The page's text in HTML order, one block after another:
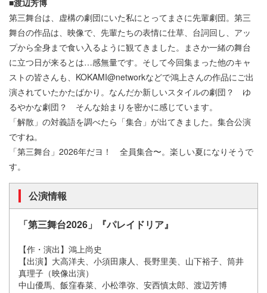
■渡辺芳博
第三舞台は、虚構の劇団にいた私にとってまさに先輩劇団。第三
舞台の作品は、映像で、先輩たちの表情に仕草、台詞回し、アッ
プから全身まで食い入るように観てきました。まさか一緒の舞台
に立つ日が来るとは…感無量です。そして今回集まった他のキャ
ストの皆さんも、KOKAMI@networkなどで鴻上さんの作品にご出
演されていたかたばかり。なんだか新しいスタイルの劇団？ ゆ
るやかな劇団？ そんな始まりを密かに感じています。
「解散」の対義語を調べたら「集合」が出てきました。集合公演
ですね。
「第三舞台」2026年だヨ！ 全員集合〜。楽しい夏になりそうで
す。
公演情報
「第三舞台2026」『パレイドリア』
【作・演出】鴻上尚史
【出演】大高洋夫、小須田康人、長野里美、山下裕子、筒井
真理子（映像出演）
中山優馬、飯窪春菜、小松準弥、安西慎太郎、渡辺芳博